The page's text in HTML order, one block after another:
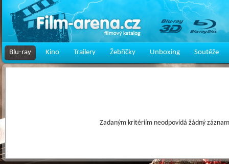
Blu-ray Kino Trailery Žebříčky Unboxing Soutěže
Zadaným kritériím neodpovídá žádný